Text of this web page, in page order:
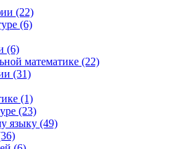
(22)
(6)
(6)
математике (22)
(31)
(1)
(23)
языку (49)